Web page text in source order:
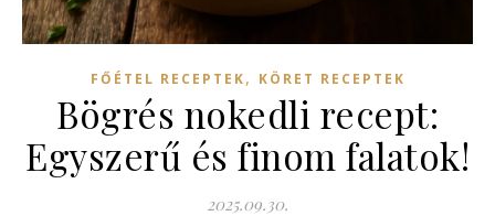
FŐÉTEL RECEPTEK, KÖRET RECEPTEK
Bögrés nokedli recept:
Egyszerű és finom falatok!
2025.09.30.